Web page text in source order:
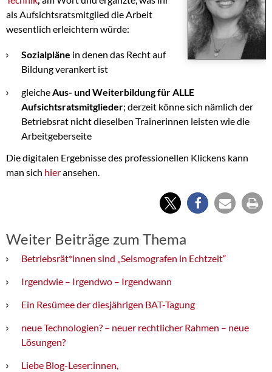
als Aufsichtsratsmitglied die Arbeit
wesentlich erleichtern würde:
Sozialpläne in denen das Recht auf
Bildung verankert ist
gleicheAus- und Weiterbildung für ALLE
Aufsichtsratsmitglieder; derzeit könne sich nämlich der
Betriebsrat nicht dieselben Trainerinnen leisten wie die
Arbeitgeberseite
Die digitalen Ergebnisse des professionellen Klickens kann
man sich hieransehen.
Weiter Beiträge zum Thema
Betriebsrät*innen sind „Seismografen in Echtzeit“
Irgendwie – Irgendwo – Irgendwann
Ein Resümee der diesjährigen BAT-Tagung
neue Technologien? – neuer rechtlicher Rahmen – neue
Lösungen?
Liebe Blog-Leser:innen,